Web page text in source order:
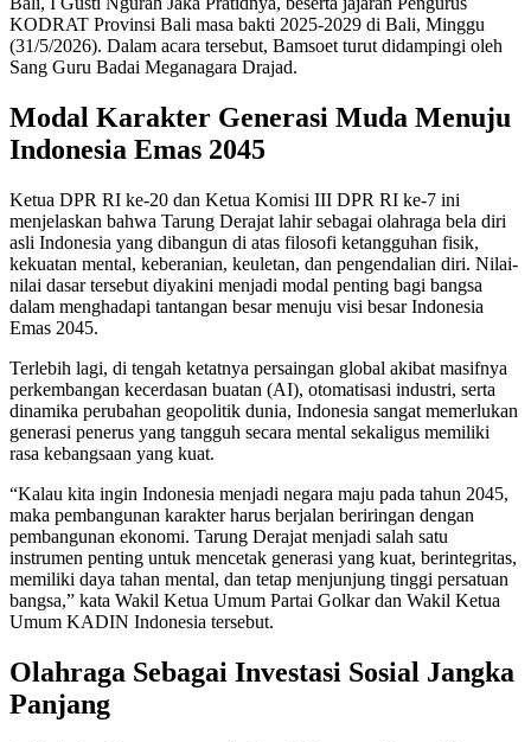
KODRAT Provinsi Bali masa bakti 2025-2029 di Bali, Minggu
(31/5/2026). Dalam acara tersebut, Bamsoet turut didampingi oleh
Sang Guru Badai Meganagara Drajad.
Modal Karakter Generasi Muda Menuju
Indonesia Emas 2045
Ketua DPR RI ke-20 dan Ketua Komisi III DPR RI ke-7 ini
menjelaskan bahwa Tarung Derajat lahir sebagai olahraga bela diri
asli Indonesia yang dibangun di atas filosofi ketangguhan fisik,
kekuatan mental, keberanian, keuletan, dan pengendalian diri. Nilai-
nilai dasar tersebut diyakini menjadi modal penting bagi bangsa
dalam menghadapi tantangan besar menuju visi besar Indonesia
Emas 2045.
Terlebih lagi, di tengah ketatnya persaingan global akibat masifnya
perkembangan kecerdasan buatan (AI), otomatisasi industri, serta
dinamika perubahan geopolitik dunia, Indonesia sangat memerlukan
generasi penerus yang tangguh secara mental sekaligus memiliki
rasa kebangsaan yang kuat.
“Kalau kita ingin Indonesia menjadi negara maju pada tahun 2045,
maka pembangunan karakter harus berjalan beriringan dengan
pembangunan ekonomi. Tarung Derajat menjadi salah satu
instrumen penting untuk mencetak generasi yang kuat, berintegritas,
memiliki daya tahan mental, dan tetap menjunjung tinggi persatuan
bangsa,” kata Wakil Ketua Umum Partai Golkar dan Wakil Ketua
Umum KADIN Indonesia tersebut.
Olahraga Sebagai Investasi Sosial Jangka
Panjang